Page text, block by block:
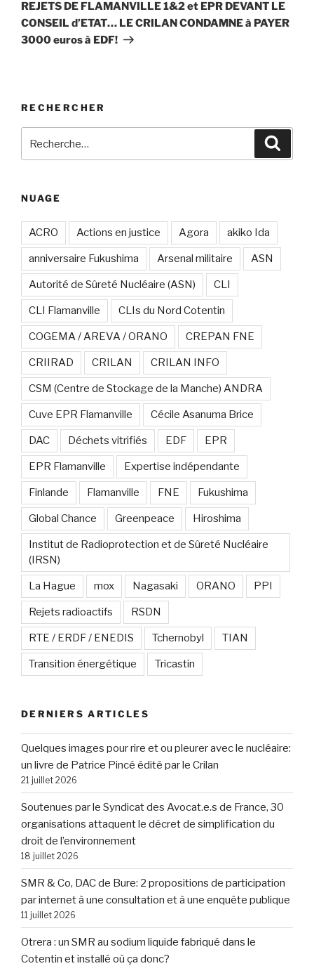
REJETS DE FLAMANVILLE 1&2 et EPR DEVANT LE
CONSEIL d’ETAT… LE CRILAN CONDAMNE à PAYER
3000 euros à EDF!
RECHERCHER
pour
NUAGE
ACRO Actions en justice Agora akiko Ida
anniversaire Fukushima Arsenal militaire ASN
Autorité de Sûreté Nucléaire (ASN) CLI
CLI Flamanville CLIs du Nord Cotentin
COGEMA / AREVA / ORANO CREPAN FNE
CRIIRAD CRILAN CRILAN INFO
CSM (Centre de Stockage de la Manche) ANDRA
Cuve EPR Flamanville Cécile Asanuma Brice
DAC Déchets vitrifiés EDF EPR
EPR Flamanville Expertise indépendante
Finlande Flamanville FNE Fukushima
Global Chance Greenpeace Hiroshima
Institut de Radioprotection et de Sûreté Nucléaire
(IRSN)
La Hague mox Nagasaki ORANO PPI
Rejets radioactifs RSDN
RTE / ERDF / ENEDIS Tchernobyl TIAN
Transition énergétique Tricastin
DERNIERS ARTICLES
Quelques images pour rire et ou pleurer avec le nucléaire:
un livre de Patrice Pincé édité par le Crilan
21 juillet 2026
Soutenues par le Syndicat des Avocat.e.s de France, 30
organisations attaquent le décret de simplification du
droit de l’environnement
18 juillet 2026
SMR & Co, DAC de Bure: 2 propositions de participation
par internet à une consultation et à une enquête publique
11 juillet 2026
Otrera : un SMR au sodium liquide fabriqué dans le
Cotentin et installé où ça donc?